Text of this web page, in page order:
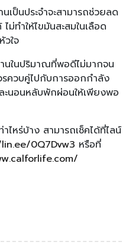
เป็นประจำจะสามารถช่วยลด
ม่ทำให้ไขมันสะสมในเลือด
วใจ
นในปริมาณที่พอดีไม่มากจน
รควบคู่ไปกับการออกกำลัง
ะนอนหลับพักผ่อนให้เพียงพอ
ไหร่บ้าง สามารถเช็คได้ที่ไลน์
0Q7Dvw3 หรือที่